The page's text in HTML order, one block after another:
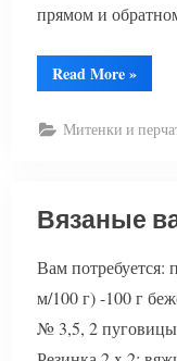
прямом и
Read More»
Митенки и
Вязаные
Вам потребуется:
м/100 г) -100 г
№ 3,5, 2